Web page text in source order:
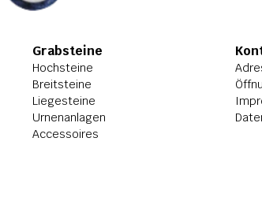
Grabsteine
Hochsteine
Breitsteine
Liegesteine
Urnenanlagen
Accessoires